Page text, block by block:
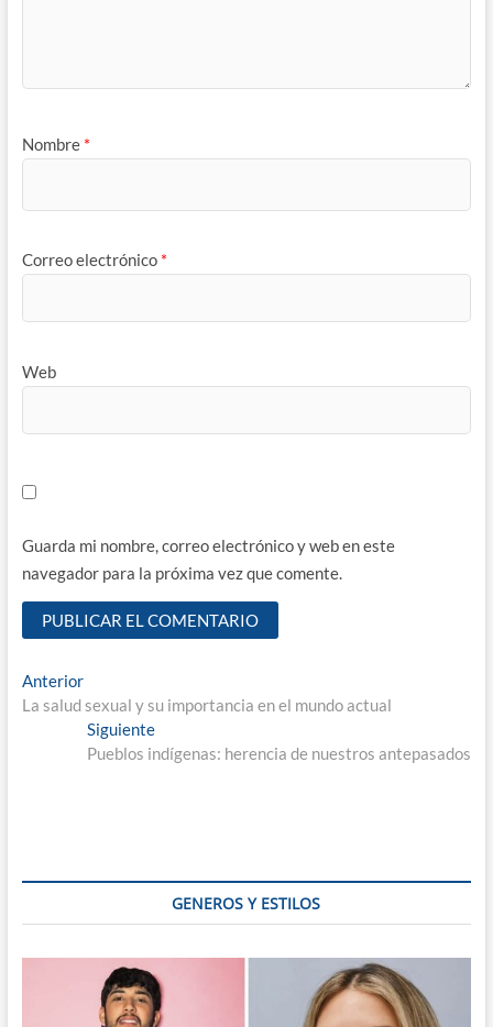
Nombre *
Correo electrónico *
Web
Guarda mi nombre, correo electrónico y web en este
navegador para la próxima vez que comente.
Navegación
de
entradas
AnteriorEntrada
anterior:
La salud sexual y su importancia en el mundo actual
SiguienteEntrada
siguiente:
Pueblos indígenas: herencia de nuestros antepasados
GENEROS Y ESTILOS